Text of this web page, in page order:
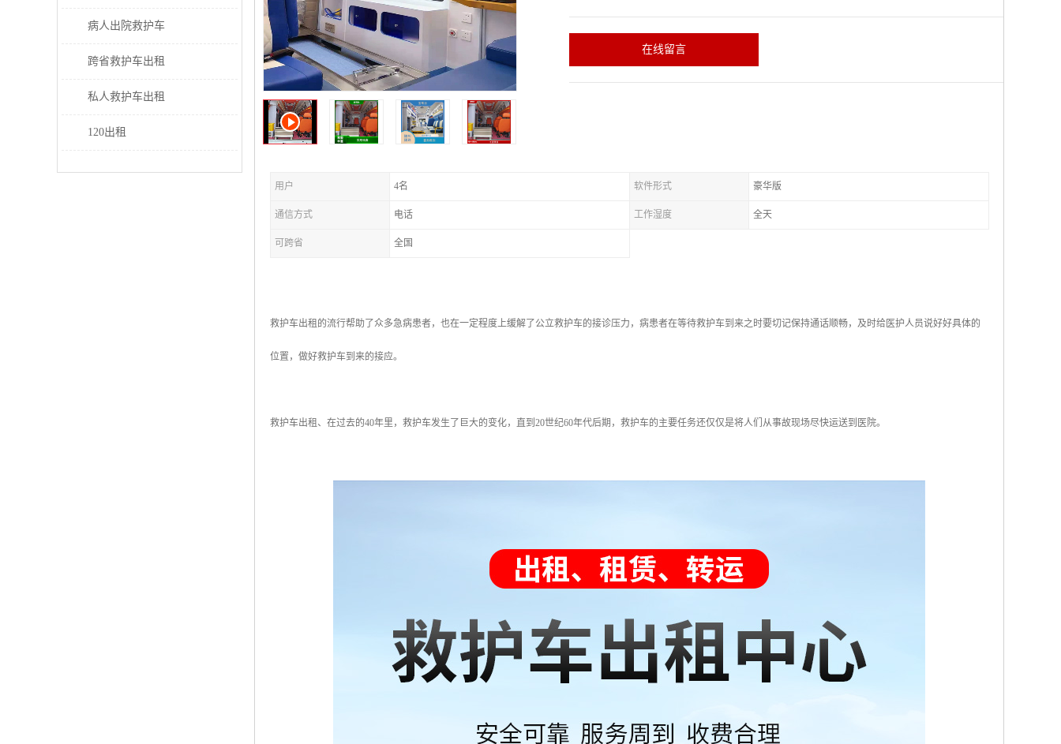
病人出院救护车
跨省救护车出租
私人救护车出租
120出租
在线留言
用户 4名 软件形式 豪华版
通信方式 电话 工作湿度 全天
可跨省 全国
救护车出租的流行帮助了众多急病患者，也在一定程度上缓解了公立救护车的接诊压力，病患者在等待救护车到来之时要切记保持通话顺畅，及时给医护人员说好好具体的
位置，做好救护车到来的接应。
救护车出租、在过去的40年里，救护车发生了巨大的变化，直到20世纪60年代后期，救护车的主要任务还仅仅是将人们从事故现场尽快运送到医院。